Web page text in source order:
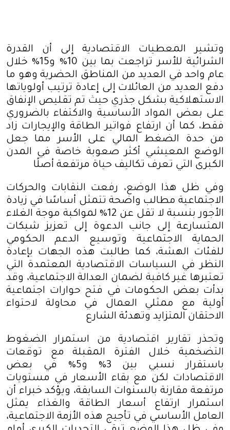
وتشير المعطيات الاقتصادية إلى أن القدرة
الشرائية للأسر تراجعت بما بين 10% و15% خلال
عام واحد في العديد من المناطق الحضرية وهو ما
دفع العديد من العائلات إلى إعادة ترتيب أولوياتها
الاستهلاكية بشكل جذري حيث تم تقليص الإنفاق
على بعض المواد الأساسية والاكتفاء بالضروري
فقط، كما أن ارتفاع فواتير الطاقة والإيجارات زاد
من حدة الضغط المالي على الأسر مما جعل
الوضع المعيشي أكثر صعوبة خاصة في المدن
الكبرى التي تعرف تكاليف حياة مرتفعة أصلًا
وفي ظل هذا الوضع، رفعت النقابات والحركات
الاجتماعية مطالب واضحة تتمثل أساسًا في زيادة
الأجور بنسبة لا تقل عن 12% لمواكبة موجة الغلاء
المتسارعة إلى جانب الدعوة إلى تعزيز شبكات
الحماية الاجتماعية وتوسيع الدعم الحكومي
للفئات الهشة، كما طالبت هذه الجهات بإعادة
النظر في السياسات الاقتصادية المعتمدة التي
تعتبرها غير كافية لضمان العدالة الاجتماعية، وقد
بدأت بعض الحكومات في فتح حوارات اجتماعية
أولية مع ممثلي العمال في محاولة لاحتواء
الاحتقان المتزايد وتهدئة الشارع
وتحذر تقارير اقتصادية من استمرار الضغوط
التضخمية خلال الفترة المقبلة مع توقعات
باستقرار نسبي بين 3% و5% في بعض
الاقتصادات لكن مع بقاء الأسعار في مستويات
مرتفعة مقارنة بالسنوات السابقة، ويؤكد خبراء أن
استمرار ارتفاع أسعار الطاقة والغذاء يمثل
العامل الأساسي في تأجيج هذه الأزمة الاجتماعية،